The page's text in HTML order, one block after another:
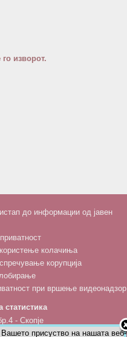
изворот.
до информации од јавен
колачиња
корупција
при вршење видеонадзор
статистика
- Скопје
02 3111 336; 02 3136-197
присуство на нашата веб-